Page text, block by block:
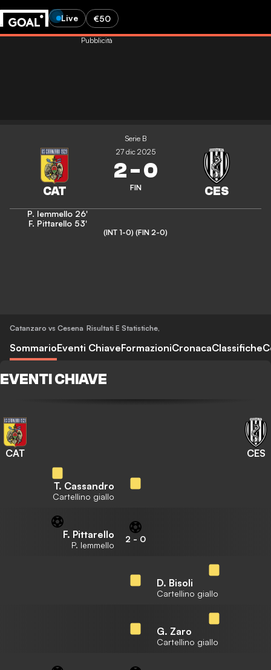
Live €50
Pubblicità
Serie B
27 dic 2025
2-0
FIN
P. Iemmello 26'
F. Pittarello 53'
(INT 1-0) (FIN 2-0)
Catanzaro vs Cesena Risultati E Statistiche,
SommarioEventi ChiaveFormazioniCronacaClassifiche
EVENTI CHIAVE
CAT CES
T. Cassandro
Cartellino giallo
F. Pittarello
P. Iemmello
2 - 0
D. Bisoli
Cartellino giallo
G. Zaro
Cartellino giallo